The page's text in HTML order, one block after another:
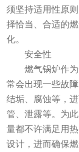
须坚持适用性原
择恰当、合适的
化。
安全性
燃气锅炉作为
常会出现一些故
结垢、腐蚀等，
管、泄露等。为
量都不许满足用
设计，进而确保